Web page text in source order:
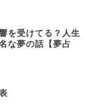
を受けてる？人生
な夢の話【夢占